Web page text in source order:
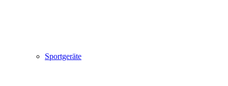
Sportgeräte